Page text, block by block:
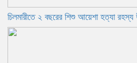
চিলমারীতে ২ বছরের শিশু আয়েশা হত্যা